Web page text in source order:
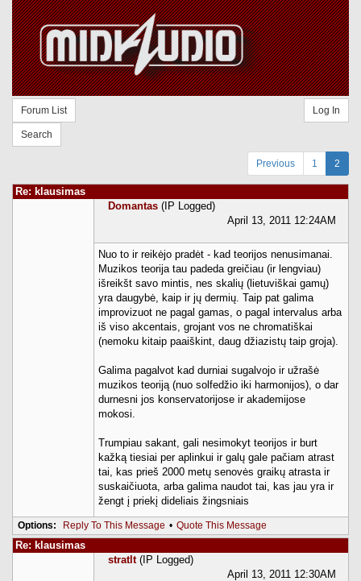
Forum List
Search
Log In
Previous 1 2
Re: klausimas
Domantas (IP Logged)
April 13, 2011 12:24AM
Nuo to ir reikėjo pradėt - kad teorijos nenusimanai.
Muzikos teorija tau padeda greičiau (ir lengviau)
išreikšt savo mintis, nes skalių (lietuviškai gamų)
yra daugybė, kaip ir jų dermių. Taip pat galima
improvizuot ne pagal gamas, o pagal intervalus arba
iš viso akcentais, grojant vos ne chromatiškai
(nemoku kitaip paaiškint, daug džiazistų taip groja).
Galima pagalvot kad durniai sugalvojo ir užrašė
muzikos teoriją (nuo solfedžio iki harmonijos), o dar
durnesni jos konservatorijose ir akademijose
mokosi.
Trumpiau sakant, gali nesimokyt teorijos ir burt
kažką tiesiai per aplinkui ir galų gale pačiam atrast
tai, kas prieš 2000 metų senovės graikų atrasta ir
suskaičiuota, arba galima naudot tai, kas jau yra ir
žengt į priekį dideliais žingsniais
Options: Reply To This Message • Quote This Message
Re: klausimas
stratlt (IP Logged)
April 13, 2011 12:30AM